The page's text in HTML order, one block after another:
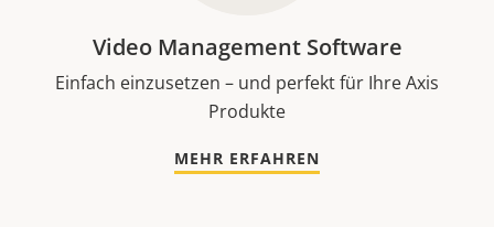
Video Management Software
Einfach einzusetzen – und perfekt für Ihre Axis
Produkte
MEHR ERFAHREN